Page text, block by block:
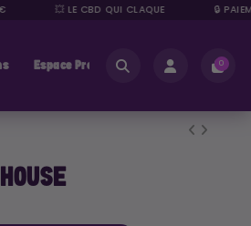
💥 LE CBD QUI CLAQUE 🔒
Espace Pros 0